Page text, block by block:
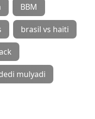
BBM
brasil vs haiti
mulyadi